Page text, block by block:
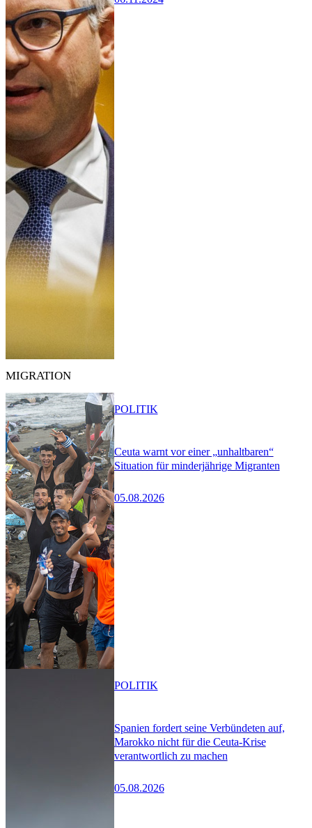
MIGRATION
Ceuta warnt vor einer „unhaltbaren“
Situation für minderjährige Migranten
05.08.2026
POLITIK
Spanien fordert seine Verbündeten auf,
Marokko nicht für die Ceuta-Krise
verantwortlich zu machen
05.08.2026
POLITIK